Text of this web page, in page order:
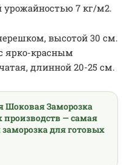
урожайностью 7 кг/м2.
высотой 30 см.
ярко-красным
длинной 20-25 см.
Шоковая Заморозка
— самая
для готовых